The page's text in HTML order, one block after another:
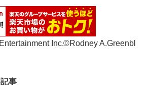
Inc.©Rodney A.Greenbl
事